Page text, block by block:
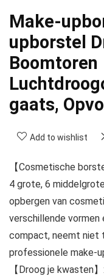
Make-
upborstel
Boomtoren
gaats,
Add to wishlist
【Cosmetische
4 grote, 6
opbergen van
verschillende vormen
compact, neemt niet
professionele make-
【Droog je kwasten